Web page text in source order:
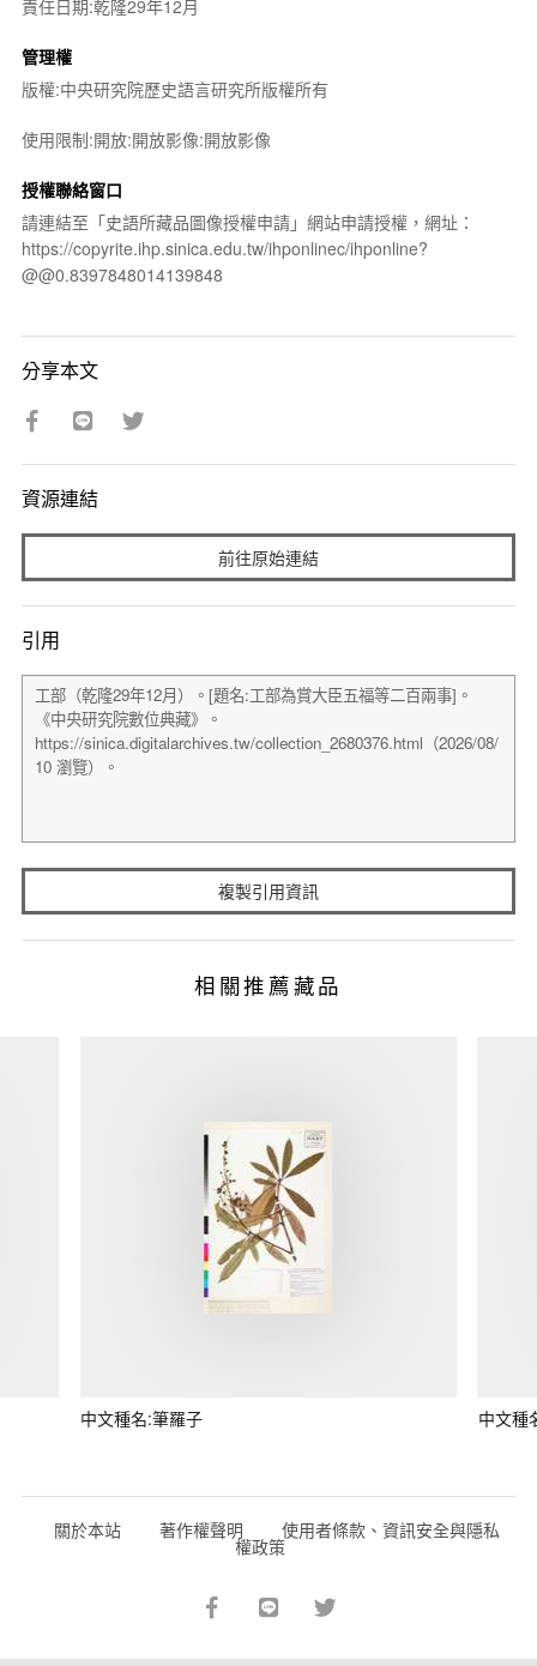
責任日期:乾隆29年12月
管理權
版權:中央研究院歷史語言研究所版權所有
使用限制:開放:開放影像:開放影像
授權聯絡窗口
請連結至「史語所藏品圖像授權申請」網站申請授權，網址：
https://copyrite.ihp.sinica.edu.tw/ihponlinec/ihponline?
@@0.8397848014139848
分享本文
資源連結
前往原始連結
引用
複製引用資訊
相關推薦藏品
中文種名:筆羅子 中文種
關於本站 著作權聲明 使用者條款、資訊安全與隱私
權政策